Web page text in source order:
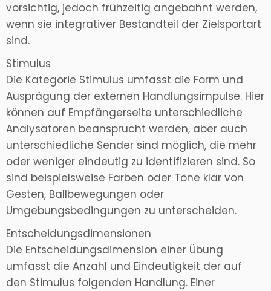
vorsichtig, jedoch frühzeitig angebahnt werden,
wenn sie integrativer Bestandteil der Zielsportart
sind.
Stimulus
Die Kategorie Stimulus umfasst die Form und
Ausprägung der externen Handlungsimpulse. Hier
können auf Empfängerseite unterschiedliche
Analysatoren beansprucht werden, aber auch
unterschiedliche Sender sind möglich, die mehr
oder weniger eindeutig zu identifizieren sind. So
sind beispielsweise Farben oder Töne klar von
Gesten, Ballbewegungen oder
Umgebungsbedingungen zu unterscheiden.
Entscheidungsdimensionen
Die Entscheidungsdimension einer Übung
umfasst die Anzahl und Eindeutigkeit der auf
den Stimulus folgenden Handlung. Einer